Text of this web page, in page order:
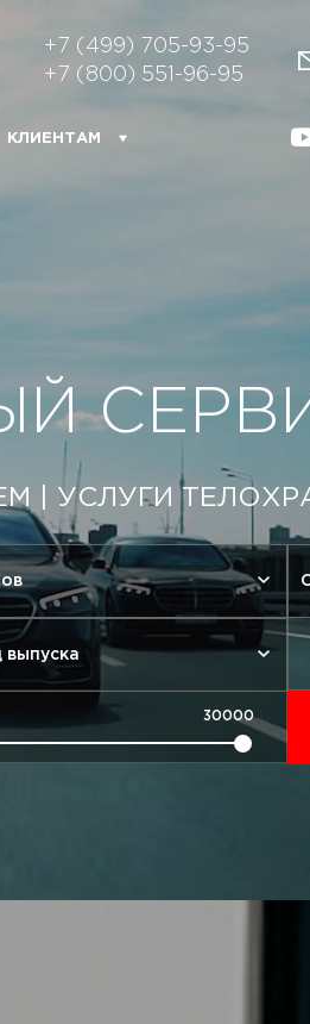
+7 (499) 705-93-95
+7 (800) 551-96-95
КЛИЕНТАМ
| УСЛУГИ
выпуска